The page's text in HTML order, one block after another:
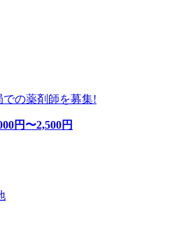
での薬剤師を募集!
円〜2,500円